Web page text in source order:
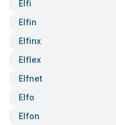
Elfi
Elfin
Elfinx
Elflex
Elfnet
Elfo
Elfon